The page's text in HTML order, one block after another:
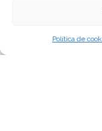
Política de
Pide tu